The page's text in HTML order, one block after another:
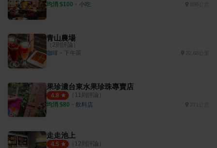
均消 $100 ・ 小吃
青山農場
（ 2則評論）
咖啡 ・ 下午茶
果珍濃台東水果珍珠專賣店
4.8 （ 11則評論）
均消 $80 ・ 飲料店
走走池上
4.5 （ 12則評論）